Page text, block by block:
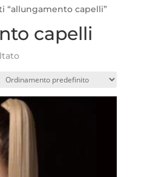
“allungamento capelli”
capelli